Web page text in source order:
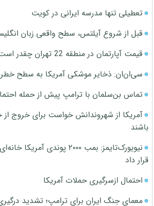
تعطیلی تنها مدرسه ایرانی در کویت
قبل از شروع آیلتس، سطح واقعی زبان
قیمت آپارتمان در منطقه 22 تهران چقدر است؟
سی‌ان‌ان: ذخایر موشکی آمریکا به سطح
تماس بن‌سلمان با ترامپ پیش از حمله
آمریکا از شهروندانش خواست برای خروج از
باشند
نیویورک‌تایمز: بمب ۲۰۰۰ پوندی
قرار داد
احتمال ازسرگیری حملات آمریکا
معمای جنگ ایران برای ترامپ؛ تشدید